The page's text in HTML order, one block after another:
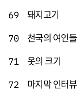
69 돼지고기
70 천국의 여인들
71 옷의 크기
72 마지막 인터뷰